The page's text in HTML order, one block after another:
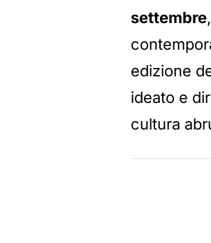
settembre
edizione
ideato e
cultura